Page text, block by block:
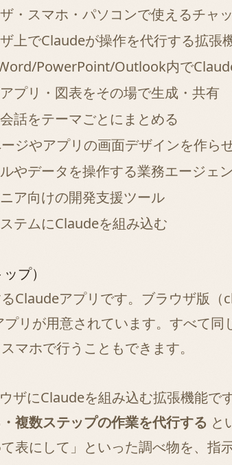
・スマホ・パソコンで使えるチャ
上でClaudeが操作を代行する拡張
PowerPoint/Outlook内で
プリ・図表をその場で生成・共有
話をテーマごとにまとめる
ジやアプリの画面デザインを作ら
やデータを操作する業務エージェ
ア向けの開発支援ツール
テムにClaudeを組み込む
プ）
Claudeアプリです。ブラウザ版（
リが用意されています。すべて
マホで行うこともできます。
ザにClaudeを組み込む拡張機能で
複数ステップの作業を代行する と
表にして」といった調べ物を、指